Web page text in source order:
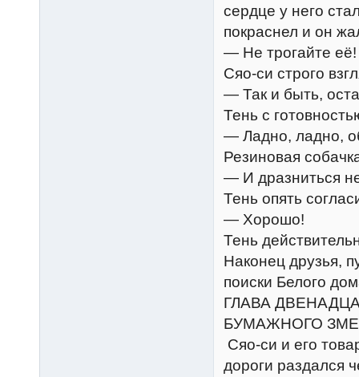
сердце у него
покраснел и он
— Не трогайте
Сяо-си строго
— Так и быть,
Тень с
— Ладно, ладно,
Резиновая
— И дразниться
Тень опять
— Хорошо!
Тень
Наконец друзья,
поиски Белого
ГЛАВА
БУМАЖНОГО
Сяо-си и его
дороги раздался